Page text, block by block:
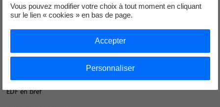
Contacts
EDF en bref
Vous pouvez modifier votre choix à tout moment en cliquant
sur le lien « cookies » en bas de page.
Personnaliser
Accepter